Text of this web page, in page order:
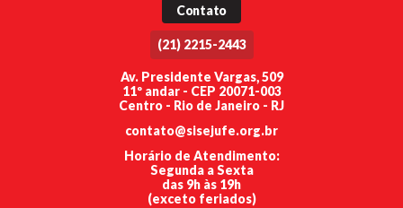
Contato
(21) 2215-2443
Av. Presidente Vargas, 509
11º andar - CEP 20071-003
Centro - Rio de Janeiro - RJ
contato@sisejufe.org.br
Horário de Atendimento:
Segunda a Sexta
das 9h às 19h
(exceto feriados)